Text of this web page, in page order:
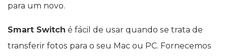
para um novo.
Smart Switch é fácil de usar quando se trata de
transferir fotos para o seu Mac ou PC. Fornecemos